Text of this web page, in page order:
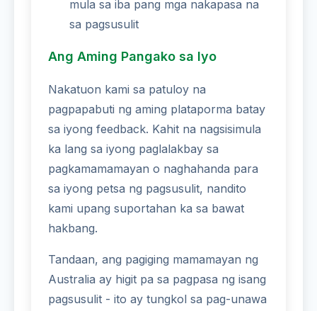
mula sa iba pang mga nakapasa na
sa pagsusulit
Ang Aming Pangako sa Iyo
Nakatuon kami sa patuloy na
pagpapabuti ng aming plataporma batay
sa iyong feedback. Kahit na nagsisimula
ka lang sa iyong paglalakbay sa
pagkamamamayan o naghahanda para
sa iyong petsa ng pagsusulit, nandito
kami upang suportahan ka sa bawat
hakbang.
Tandaan, ang pagiging mamamayan ng
Australia ay higit pa sa pagpasa ng isang
pagsusulit - ito ay tungkol sa pag-unawa